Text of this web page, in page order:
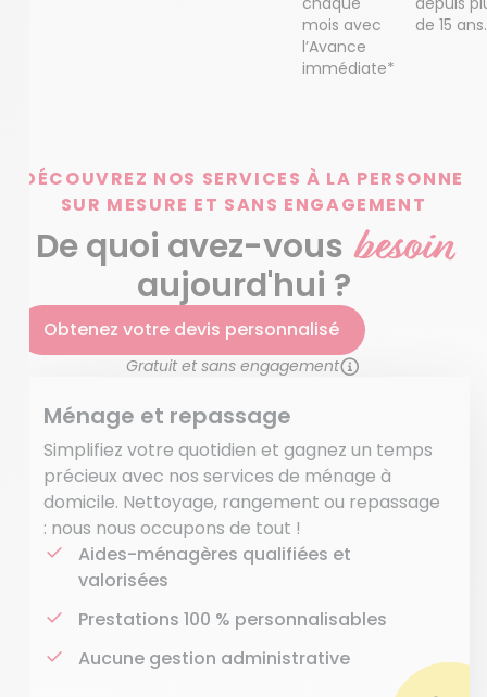
mois avec
l’Avance
immédiate*
de 15 ans.
DÉCOUVREZ NOS SERVICES À LA PERSONNE
SUR MESURE ET SANS ENGAGEMENT
De quoi avez-vous besoin
aujourd'hui ?
Obtenez votre devis personnalisé
Gratuit et sans engagement
Ménage et repassage
Simplifiez votre quotidien et gagnez un temps
précieux avec nos services de ménage à
domicile. Nettoyage, rangement ou repassage
: nous nous occupons de tout !
Aides-ménagères qualifiées et
valorisées
Prestations 100 % personnalisables
Aucune gestion administrative